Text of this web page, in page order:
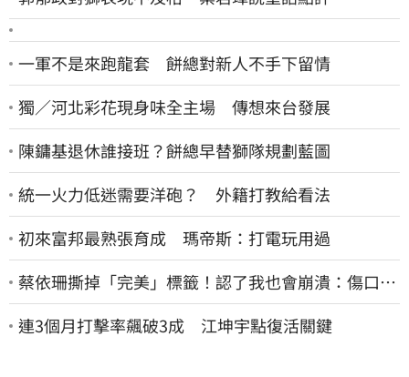
一軍不是來跑龍套 餅總對新人不手下留情
獨／河北彩花現身味全主場 傳想來台發展
陳鏞基退休誰接班？餅總早替獅隊規劃藍圖
統一火力低迷需要洋砲？ 外籍打教給看法
初來富邦最熟張育成 瑪帝斯：打電玩用過
蔡依珊撕掉「完美」標籤！認了我也會崩潰：傷口終
究會癒合
連3個月打擊率飆破3成 江坤宇點復活關鍵